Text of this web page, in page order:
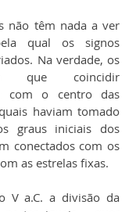
não têm nada a ver
qual os signos
Na verdade, os
que coincidir
com o centro das
haviam tomado
graus iniciais dos
conectados com os
as estrelas fixas.
V a.C. a divisão da